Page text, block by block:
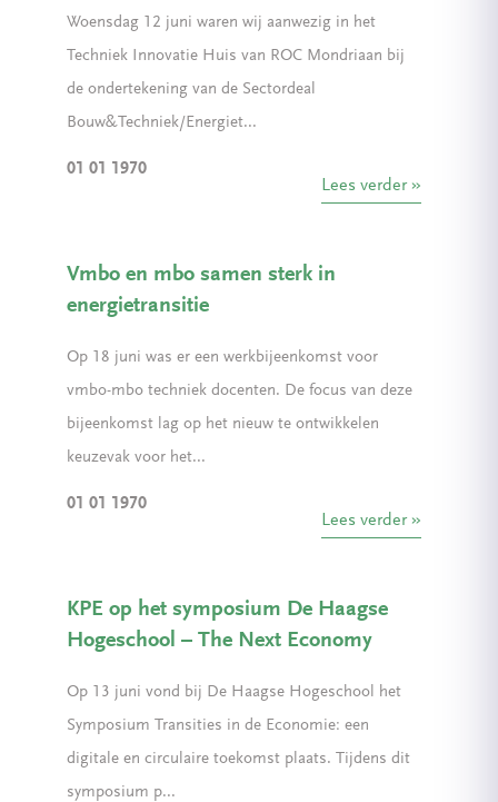
Woensdag 12 juni waren wij aanwezig in het
Techniek Innovatie Huis van ROC Mondriaan bij
de ondertekening van de Sectordeal
Bouw&Techniek/Energiet...
01 01 1970
Lees verder
Vmbo en mbo samen sterk in
energietransitie
Op 18 juni was er een werkbijeenkomst voor
vmbo-mbo techniek docenten. De focus van deze
bijeenkomst lag op het nieuw te ontwikkelen
keuzevak voor het...
01 01 1970
Lees verder
KPE op het symposium De Haagse
Hogeschool – The Next Economy
Op 13 juni vond bij De Haagse Hogeschool het
Symposium Transities in de Economie: een
digitale en circulaire toekomst plaats. Tijdens dit
symposium p...